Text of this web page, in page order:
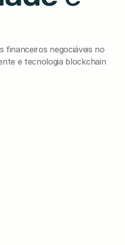
financeiros negociáveis no
e tecnologia blockchain